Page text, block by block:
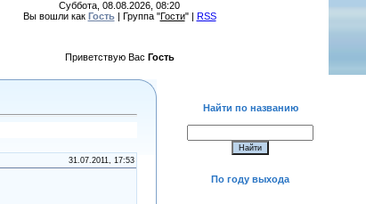
Суббота, 08.08.2026, 08:20
Вы вошли как Гость| Группа "Гости" | RSS
Приветствую Вас Гость
31.07.2011, 17:53
Найти по названию
По году выхода